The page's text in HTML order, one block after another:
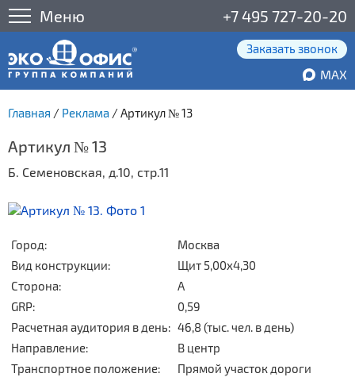
Меню +7 495 727-20-20
Заказать звонок
MAX
Главная / Реклама /Артикул № 13
Артикул № 13
Б. Семеновская, д.10, стр.11
Город:
Москва
Вид конструкции:
Щит 5,00x4,30
Сторона:
А
GRP:
0,59
Расчетная аудитория в день: 46,8 (тыс. чел. в день)
Направление:
В центр
Транспортное положение:
Прямой участок дороги